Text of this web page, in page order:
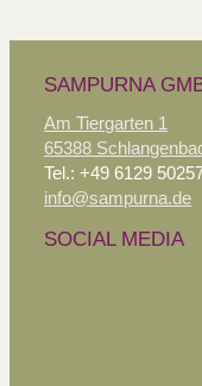
SAMPURNA
Am Tiergarten 1
65388
Tel.: +49 6129
info@sampurna.de
SOCIAL MEDIA